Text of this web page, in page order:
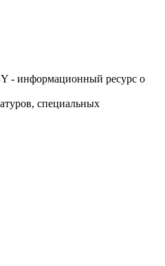
- информационный ресурс о
специальных